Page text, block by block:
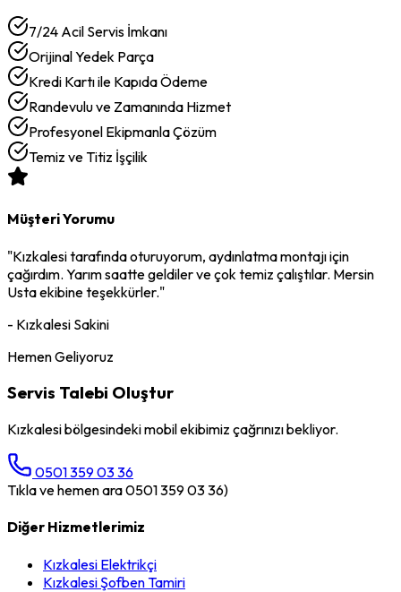
7/24 Acil Servis İmkanı
Orijinal Yedek Parça
Kredi Kartı ile Kapıda Ödeme
Randevulu ve Zamanında Hizmet
Profesyonel Ekipmanla Çözüm
Temiz ve Titiz İşçilik
Müşteri Yorumu
"Kızkalesitarafında oturuyorum, aydınlatma montajıiçin
çağırdım. Yarım saatte geldiler ve çok temiz çalıştılar. Mersin
Usta ekibine teşekkürler."
- Kızkalesi Sakini
Hemen Geliyoruz
Servis Talebi Oluştur
Kızkalesibölgesindeki mobil ekibimiz çağrınızı bekliyor.
0501 359 03 36
Tıkla ve hemen ara 0501 359 03 36)
Diğer Hizmetlerimiz
Kızkalesi Elektrikçi
KızkalesiŞofben Tamiri